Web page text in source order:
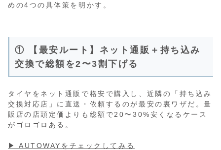
めの4つの具体策を明かす。
① 【最安ルート】ネット通販＋持ち込み
交換で総額を2〜3割下げる
タイヤをネット通販で格安で購入し、近隣の「持ち込み
交換対応店」に直送・依頼するのが最安の裏ワザだ。量
販店の店頭定価よりも総額で20〜30%安くなるケース
がゴロゴロある。
▶︎ AUTOWAYをチェックしてみる